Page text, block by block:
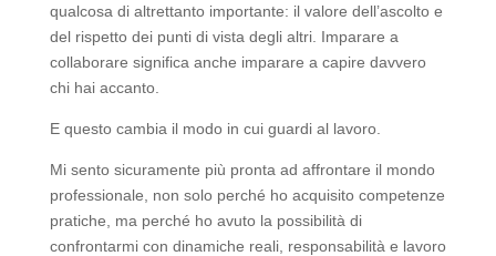
qualcosa di altrettanto importante: il valore dell’ascolto e
del rispetto dei punti di vista degli altri. Imparare a
collaborare significa anche imparare a capire davvero
chi hai accanto.
E questo cambia il modo in cui guardi al lavoro.
Mi sento sicuramente più pronta ad affrontare il mondo
professionale, non solo perché ho acquisito competenze
pratiche, ma perché ho avuto la possibilità di
confrontarmi con dinamiche reali, responsabilità e lavoro